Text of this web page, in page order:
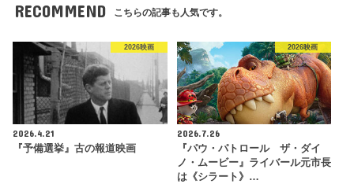
RECOMMEND こちらの記事も人気です。
2026映画
2026.4.21
『予備選挙』古の報道映画
2026映画
2026.7.26
『パウ・パトロール ザ・ダイ
ノ・ムービー』ライバール元市長
は《シラート》…